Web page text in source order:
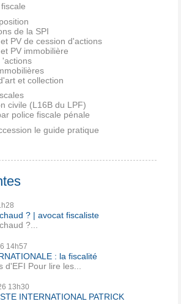
de la SPI
PV de cession d'actions
PV immobilière
'actions
et collection
civile (L16B du LPF)
police fiscale pénale
le guide pratique
? | avocat fiscaliste
?...
14h57
: la fiscalité
d'EFI Pour lire les...
13h30
INTERNATIONAL PATRICK